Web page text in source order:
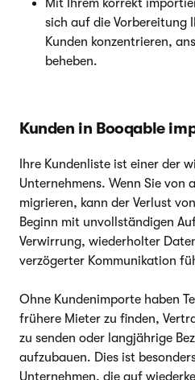
Mit Ihrem korrekt
sich auf die Vorbereitung
Kunden konzentrieren,
beheben.
Kunden in Booqable
Ihre Kundenliste ist einer der
Unternehmens. Wenn Sie von
migrieren, kann der Verlust
Beginn mit unvollständigen
Verwirrung, wiederholter
verzögerter Kommunikation
Ohne Kundenimporte haben
frühere Mieter zu finden,
zu senden oder langjährige
aufzubauen. Dies ist
Unternehmen, die auf